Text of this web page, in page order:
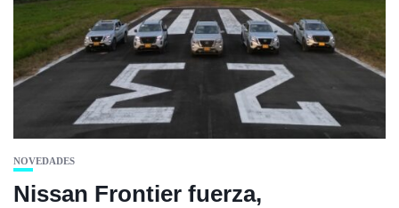
NOVEDADES
Nissan Frontier fuerza,